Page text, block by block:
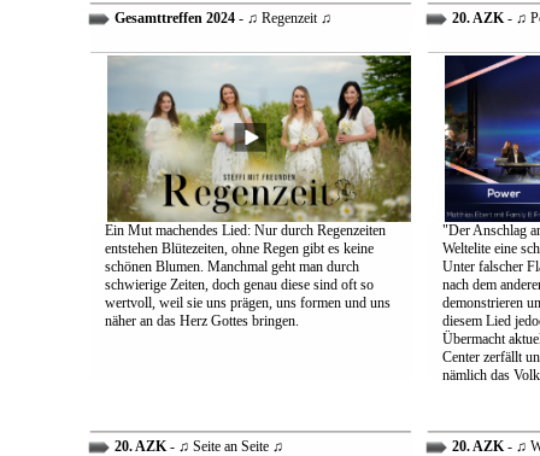
Gesamttreffen 2024- ♫ Regenzeit ♫
Ein Mut machendes Lied: Nur durch Regenzeiten
entstehen Blütezeiten, ohne Regen gibt es keine
schönen Blumen. Manchmal geht man durch
schwierige Zeiten, doch genau diese sind oft so
wertvoll, weil sie uns prägen, uns formen und uns
näher an das Herz Gottes bringen.
20. AZK- ♫
"Der Anschlag
Weltelite eine
Unter falscher
nach dem
demonstrieren
diesem Lied
Übermacht
Center zerfällt
nämlich das
20. AZK- ♫ Seite an Seite ♫ 20. AZK- ♫